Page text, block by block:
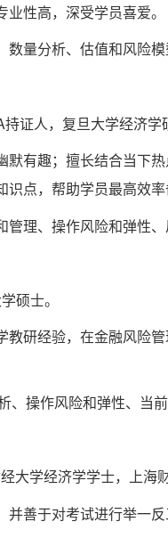
性高，深受学员喜爱。
量分析、估值和风险
证人，复旦大学经济学
默有趣；擅长结合当下
点，帮助学员最高效率
理、操作风险和弹性、
硕士。
教研经验，在金融风险
、操作风险和弹性、当
大学经济学学士，上海
善于对考试进行举一反